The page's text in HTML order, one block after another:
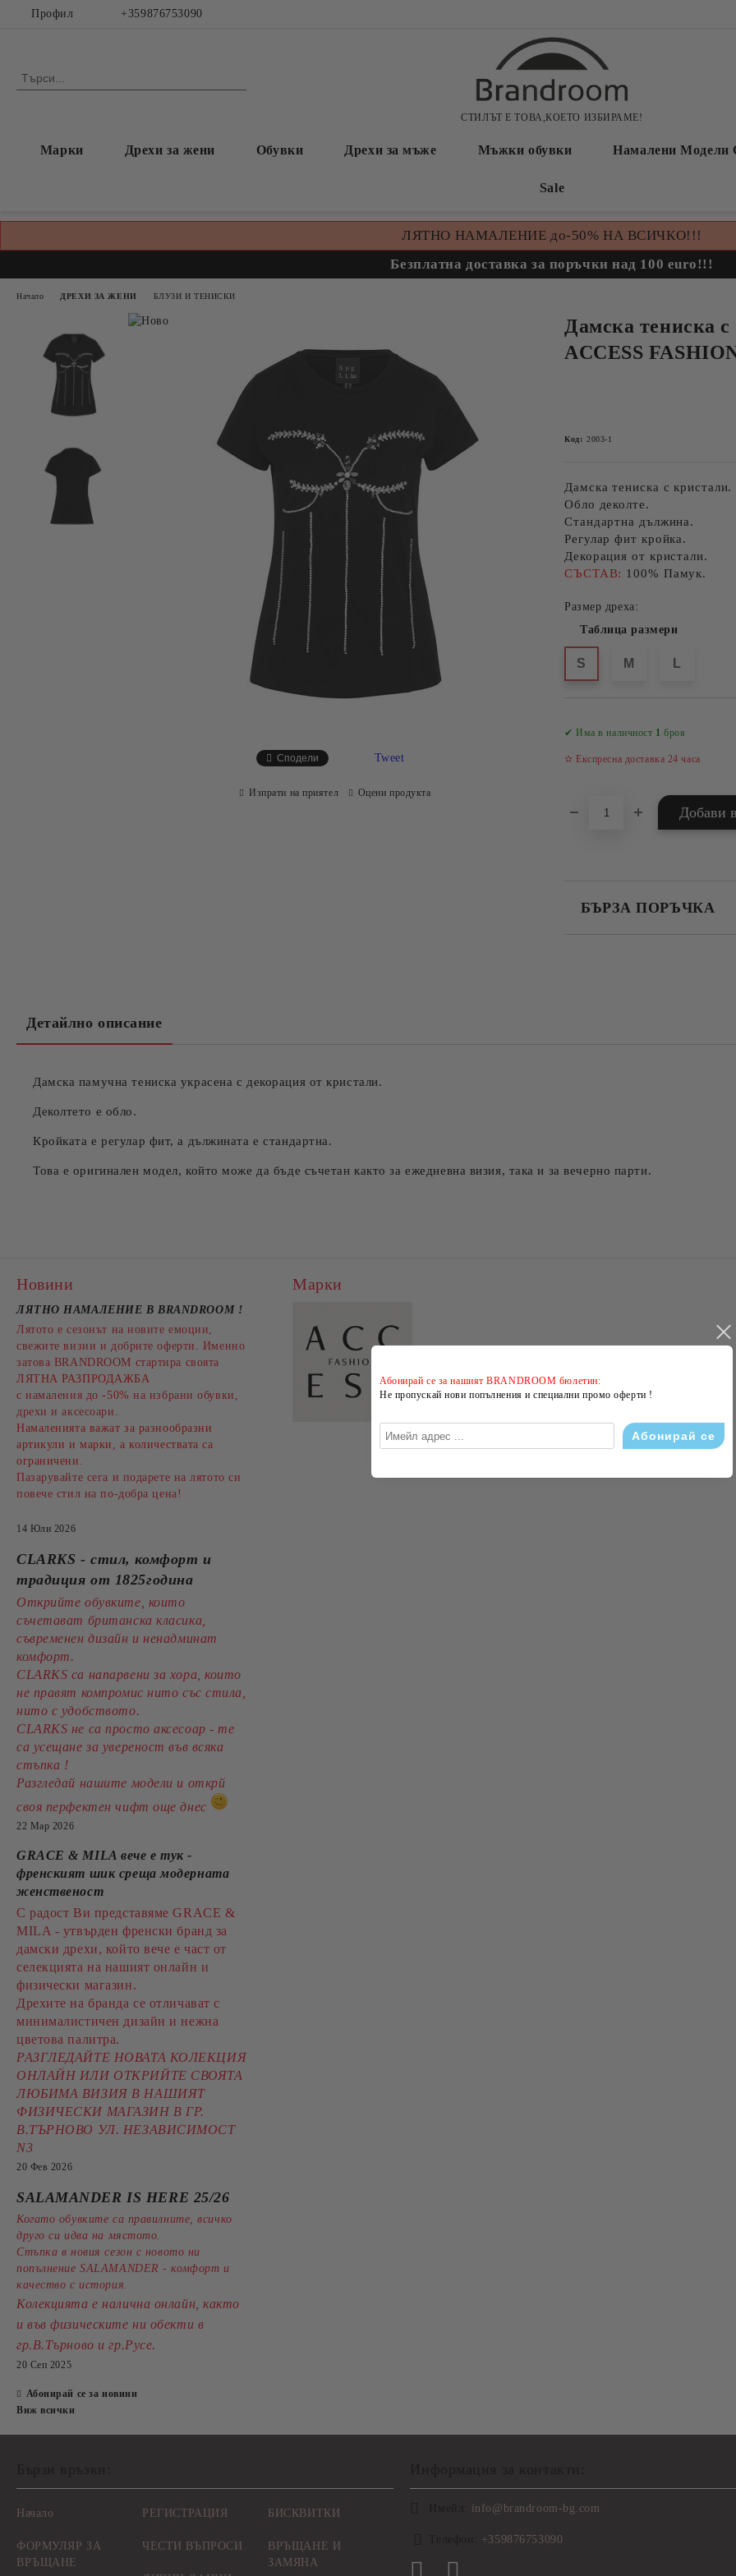
Профил +359876753090
СТИЛЪТ Е ТОВА,КОЕТО ИЗБИРАМЕ!
Марки Дрехи за жени Обувки Дрехи за мъже Мъжки обувки Намалени Модели
Sale
ЛЯТНО НАМАЛЕНИЕ до-50% НА ВСИЧКО!!!
Безплатна доставка за поръчки над 100 euro!!!
Начало ДРЕХИ ЗА ЖЕНИ БЛУЗИ И ТЕНИСКИ
Дамска тениска с
ACCESS
Код: 2003-1
Дамска тениска с кристали.
Обло деколте.
Стандартна дължина.
Регулар фит кройка.
Декорация от кристали.
СЪСТАВ: 100% Памук.
Размер дреха:
Таблица размери
S M L
✔ Има в наличност 1 броя
✫ Експресна доставка 24 часа
БЪРЗА ПОРЪЧКА
Сподели Tweet
Изпрати на приятел Оцени продукта
Детайлно описание
Дамска памучна тениска украсена с декорация от кристали.
Деколтето е обло.
Кройката е регулар фит, а дължината е стандартна.
Това е оригинален модел, който може да бъде съчетан както за ежедневна визия, така и за вечерно парти.
Новини
ЛЯТНО НАМАЛЕНИЕ В BRANDROOM !
Лятото е сезонът на новите емоции,
свежите визии и добрите оферти. Именно
затова BRANDROOM стартира своята
ЛЯТНА РАЗПРОДАЖБА
с намаления до -50% на избрани обувки,
дрехи и аксесоари.
Намаленията важат за разнообразни
артикули и марки, а количествата са
ограничени.
Пазарувайте сега и подарете на лятото си
повече стил на по-добра цена!
14 Юли 2026
CLARKS - стил, комфорт и
традиция от 1825година
Открийте обувките, които
съчетават британска класика,
съвременен дизайн и ненадминат
комфорт.
CLARKS са напарвени за хора, които
не правят компромис нито със стила,
нито с удобството.
CLARKS не са просто аксесоар - те
са усещане за увереност във всяка
стъпка !
Разгледай нашите модели и открй
своя перфектен чифт още днес
22 Мар 2026
GRACE & MILA вече е тук -
френският шик среща модерната
женственост
С радост Ви представяме GRACE &
MILA - утвърден френски бранд за
дамски дрехи, който вече е част от
селекцията на нашият онлайн и
физически магазин.
Дрехите на бранда се отличават с
минималистичен дизайн и нежна
цветова палитра.
РАЗГЛЕДАЙТЕ НОВАТА КОЛЕКЦИЯ
ОНЛАЙН ИЛИ ОТКРИЙТЕ СВОЯТА
ЛЮБИМА ВИЗИЯ В НАШИЯТ
ФИЗИЧЕСКИ МАГАЗИН В ГР.
В.ТЪРНОВО УЛ. НЕЗАВИСИМОСТ
N3
20 Фев 2026
SALAMANDER IS HERE 25/26
Когато обувките са правилните, всичко
друго си идва на мястото.
Стъпка в новия сезон с новото ни
попълнение SALAMANDER - комфорт и
качество с история.
Колекцията е налична онлайн, както
и във физическите ни обекти в
гр.В.Търново и гр.Русе.
20 Сеп 2025
Абонирай се за новини
Виж всички
Марки
Начало
ФОРМУЛЯР ЗА
ВРЪЩАНЕ
РЕГИСТРАЦИЯ
ЧЕСТИ ВЪПРОСИ
БИСКВИТКИ
ВРЪЩАНЕ И
ЗАМЯНА
info@brandroom-bg.com
+359876753090
Абонирай се за нашият BRANDROOM бюлетин:
Не пропускай нови попълнения и специални промо оферти !